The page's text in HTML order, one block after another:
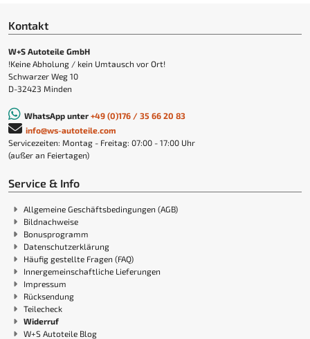
Kontakt
W+S Autoteile GmbH
!Keine Abholung / kein Umtausch vor Ort!
Schwarzer Weg 10
D-32423 Minden
WhatsApp unter +49 (0)176 / 35 66 20 83
info@ws-autoteile.com
Servicezeiten: Montag - Freitag: 07:00 - 17:00 Uhr
(außer an Feiertagen)
Service & Info
Allgemeine Geschäftsbedingungen (AGB)
Bildnachweise
Bonusprogramm
Datenschutzerklärung
Häufig gestellte Fragen (FAQ)
Innergemeinschaftliche Lieferungen
Impressum
Rücksendung
Teilecheck
Widerruf
W+S Autoteile Blog